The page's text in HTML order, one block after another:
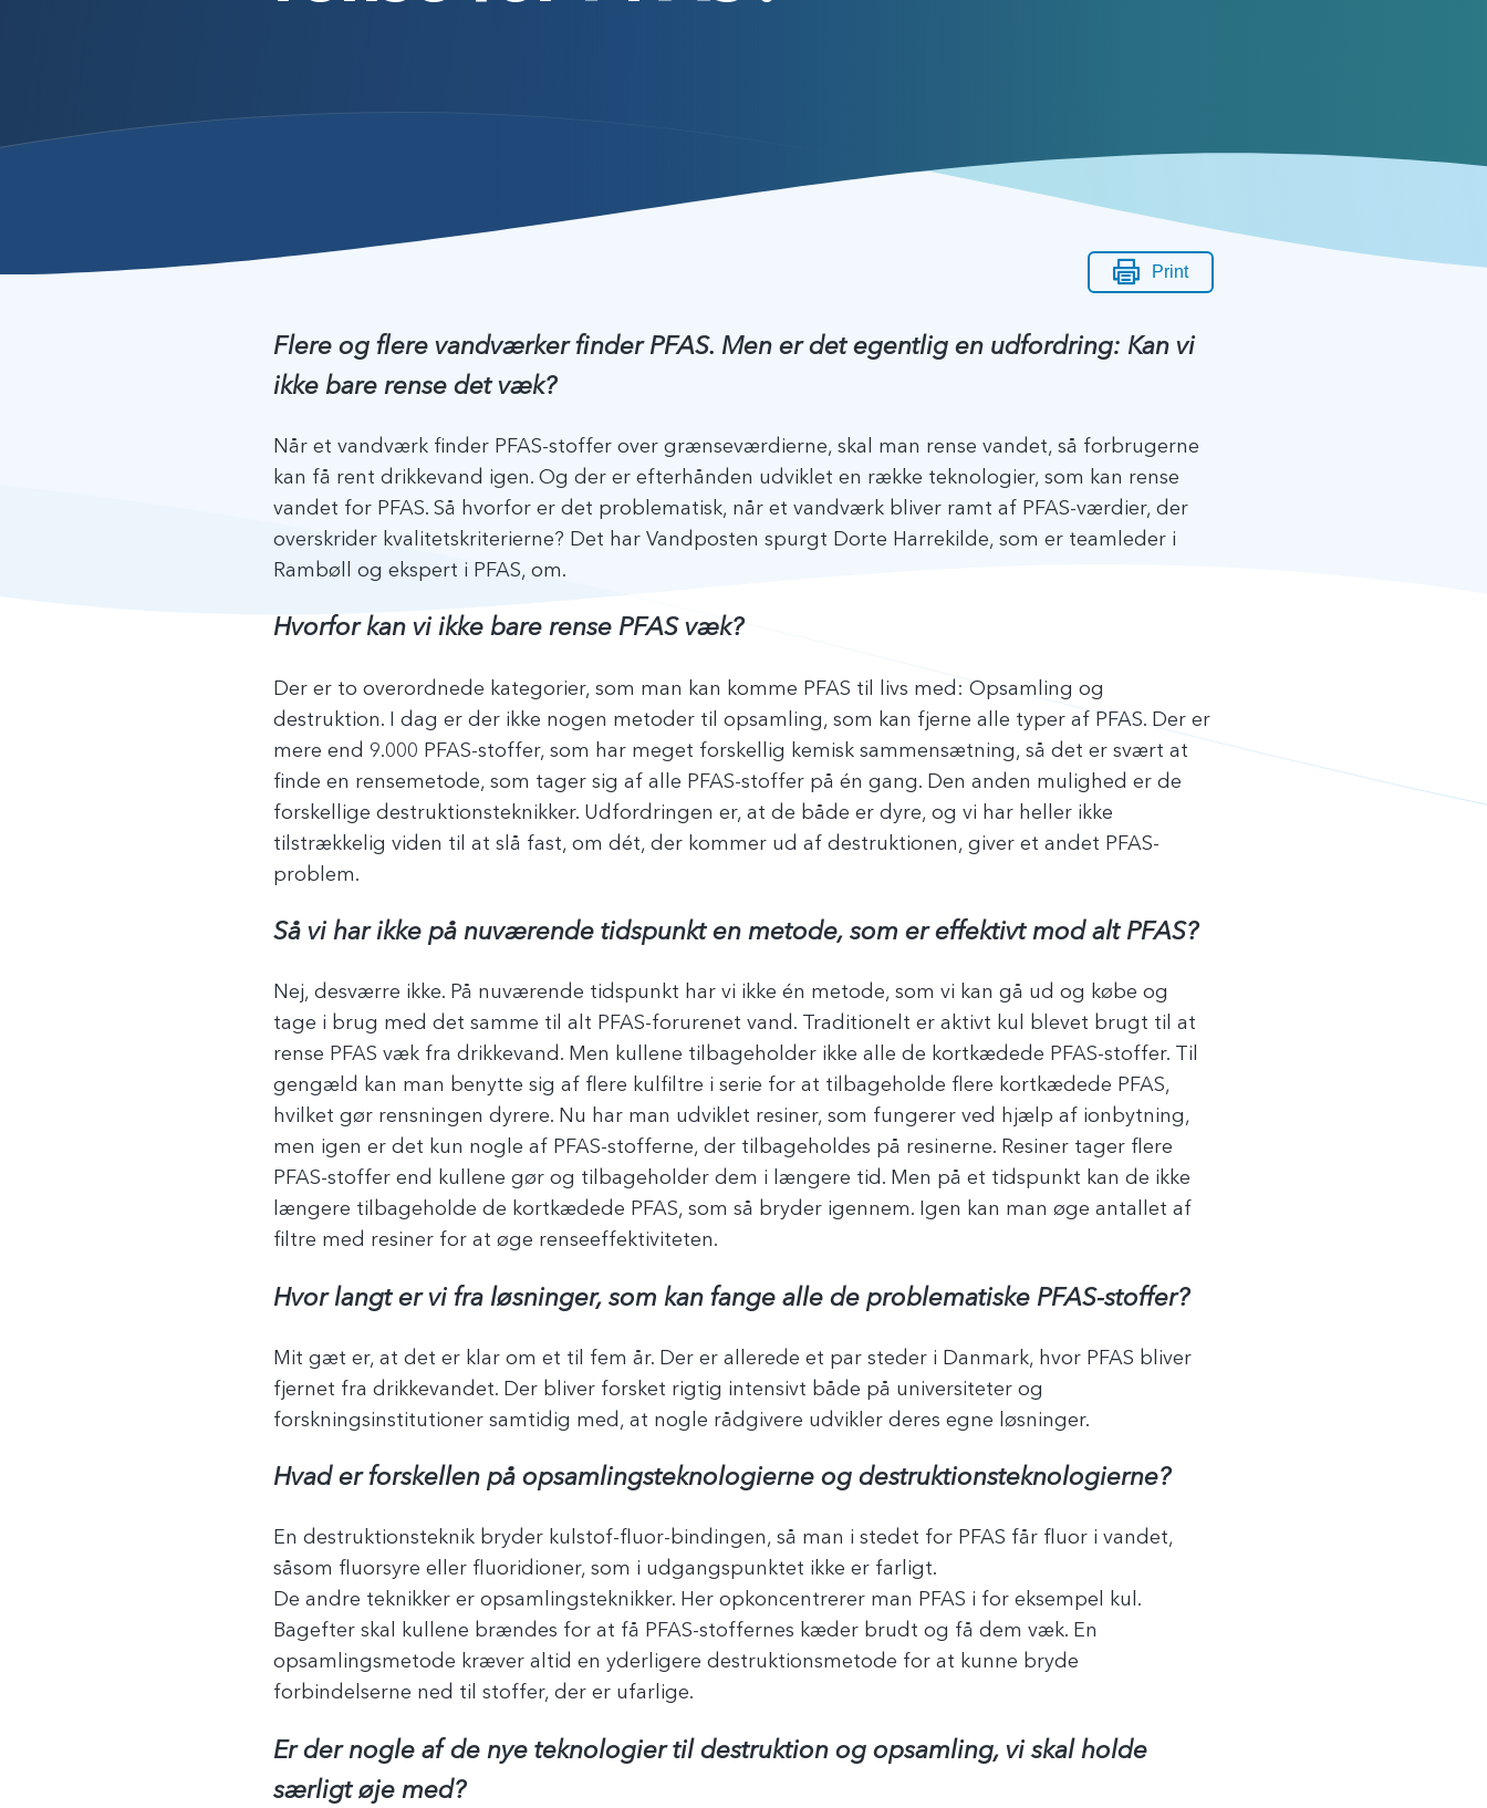
Print
Flere og flere vandværker finder PFAS. Men er det egentlig en udfordring: Kan vi
ikke bare rense det væk?
Når et vandværk finder PFAS-stoffer over grænseværdierne, skal man rense vandet, så forbrugerne
kan få rent drikkevand igen. Og der er efterhånden udviklet en række teknologier, som kan rense
vandet for PFAS. Så hvorfor er det problematisk, når et vandværk bliver ramt af PFAS-værdier, der
overskrider kvalitetskriterierne? Det har Vandposten spurgt Dorte Harrekilde, som er teamleder i
Rambøll og ekspert i PFAS, om.
Hvorfor kan vi ikke bare rense PFAS væk?
Der er to overordnede kategorier, som man kan komme PFAS til livs med: Opsamling og
destruktion. I dag er der ikke nogen metoder til opsamling, som kan fjerne alle typer af PFAS. Der er
mere end 9.000 PFAS-stoffer, som har meget forskellig kemisk sammensætning, så det er svært at
finde en rensemetode, som tager sig af alle PFAS-stoffer på én gang. Den anden mulighed er de
forskellige destruktionsteknikker. Udfordringen er, at de både er dyre, og vi har heller ikke
tilstrækkelig viden til at slå fast, om dét, der kommer ud af destruktionen, giver et andet PFAS-
problem.
Så vi har ikke på nuværende tidspunkt en metode, som er effektivt mod alt PFAS?
Nej, desværre ikke. På nuværende tidspunkt har vi ikke én metode, som vi kan gå ud og købe og
tage i brug med det samme til alt PFAS-forurenet vand. Traditionelt er aktivt kul blevet brugt til at
rense PFAS væk fra drikkevand. Men kullene tilbageholder ikke alle de kortkædede PFAS-stoffer. Til
gengæld kan man benytte sig af flere kulfiltre i serie for at tilbageholde flere kortkædede PFAS,
hvilket gør rensningen dyrere. Nu har man udviklet resiner, som fungerer ved hjælp af ionbytning,
men igen er det kun nogle af PFAS-stofferne, der tilbageholdes på resinerne. Resiner tager flere
PFAS-stoffer end kullene gør og tilbageholder dem i længere tid. Men på et tidspunkt kan de ikke
længere tilbageholde de kortkædede PFAS, som så bryder igennem. Igen kan man øge antallet af
filtre med resiner for at øge renseeffektiviteten.
Hvor langt er vi fra løsninger, som kan fange alle de problematiske PFAS-stoffer?
Mit gæt er, at det er klar om et til fem år. Der er allerede et par steder i Danmark, hvor PFAS bliver
fjernet fra drikkevandet. Der bliver forsket rigtig intensivt både på universiteter og
forskningsinstitutioner samtidig med, at nogle rådgivere udvikler deres egne løsninger.
Hvad er forskellen på opsamlingsteknologierne og destruktionsteknologierne?
En destruktionsteknik bryder kulstof-fluor-bindingen, så man i stedet for PFAS får fluor i vandet,
såsom fluorsyre eller fluoridioner, som i udgangspunktet ikke er farligt.
De andre teknikker er opsamlingsteknikker. Her opkoncentrerer man PFAS i for eksempel kul.
Bagefter skal kullene brændes for at få PFAS-stoffernes kæder brudt og få dem væk. En
opsamlingsmetode kræver altid en yderligere destruktionsmetode for at kunne bryde
forbindelserne ned til stoffer, der er ufarlige.
Er der nogle af de nye teknologier til destruktion og opsamling, vi skal holde
særligt øje med?